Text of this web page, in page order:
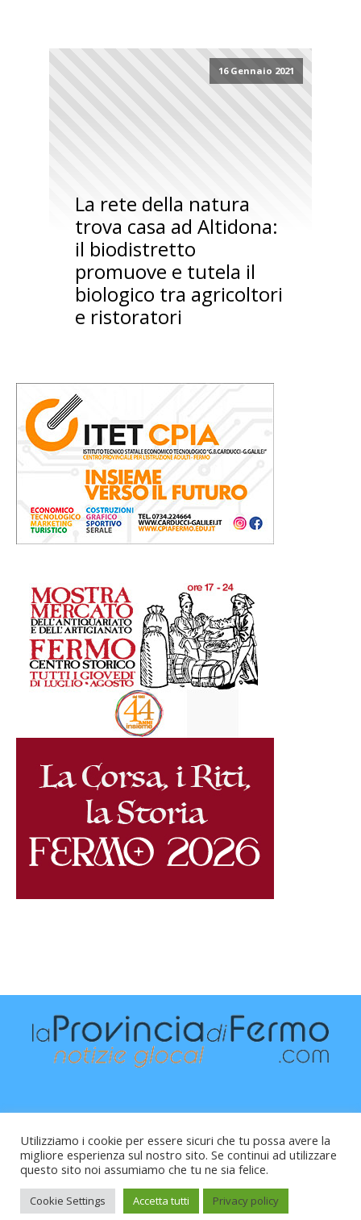
16 Gennaio 2021
La rete della natura
trova casa ad Altidona:
il biodistretto
promuove e tutela il
biologico tra agricoltori
e ristoratori
Raffaele Vitali - via Leopardi 10 - 61121 Pesaro (PU) -
Cod.Fisc VTLRFL77B02L500Y - Testata giornalistica, aut.
Utilizziamo i cookie per essere sicuri che tu possa avere la
migliore esperienza sul nostro sito. Se continui ad utilizzare
questo sito noi assumiamo che tu ne sia felice.
Cookie Settings Accetta tutti Privacy policy